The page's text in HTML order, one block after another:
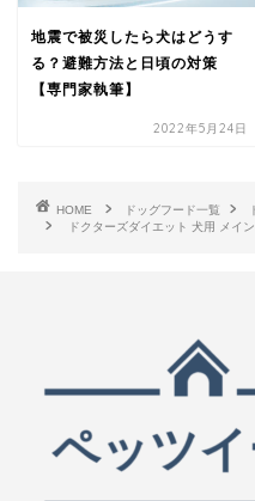
地震で被災したら犬はどうす
る？避難方法と日頃の対策
【専門家執筆】
2022年5月24日
HOME ドッグフード一覧
ドクターズダイエット 犬用 メイ